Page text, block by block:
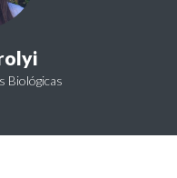
Biológicas